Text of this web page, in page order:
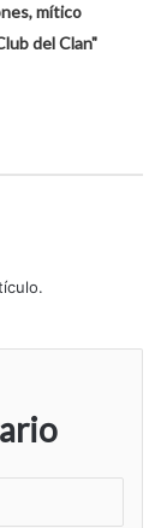
mítico
del Clan"